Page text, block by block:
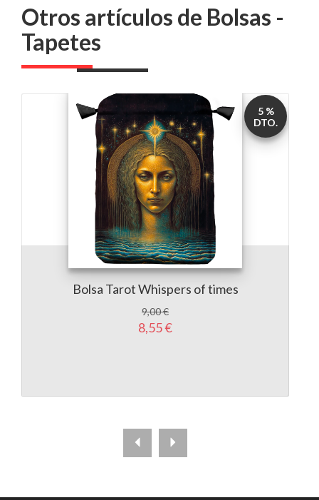
Otros artículos de Bolsas -
Tapetes
Bolsa Tarot Whispers of times
9,00 €
8,55 €
5 %
DTO.